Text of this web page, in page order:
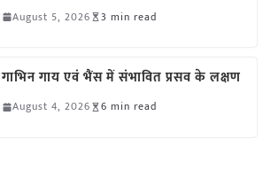
August 5, 2026 3 min read
गाभिन गाय एवं भैंस में संभावित प्रसव के लक्षण
August 4, 2026 6 min read